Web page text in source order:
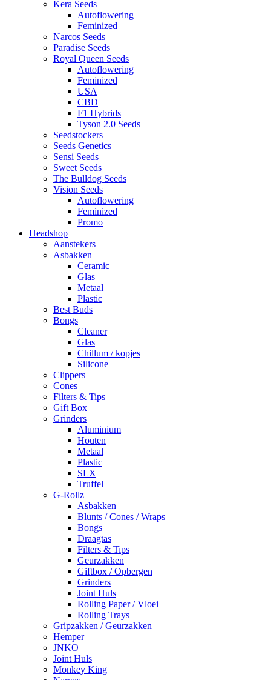
Kera Seeds
Autoflowering
Feminized
Narcos Seeds
Paradise Seeds
Royal Queen Seeds
Autoflowering
Feminized
USA
CBD
F1 Hybrids
Tyson 2.0 Seeds
Seedstockers
Seeds Genetics
Sensi Seeds
Sweet Seeds
The Bulldog Seeds
Vision Seeds
Autoflowering
Feminized
Promo
Headshop
Aanstekers
Asbakken
Ceramic
Glas
Metaal
Plastic
Best Buds
Bongs
Cleaner
Glas
Chillum / kopjes
Silicone
Clippers
Cones
Filters & Tips
Gift Box
Grinders
Aluminium
Houten
Metaal
Plastic
SLX
Truffel
G-Rollz
Asbakken
Blunts / Cones / Wraps
Bongs
Draagtas
Filters & Tips
Geurzakken
Giftbox / Opbergen
Grinders
Joint Huls
Rolling Paper / Vloei
Rolling Trays
Gripzakken / Geurzakken
Hemper
JNKO
Joint Huls
Monkey King